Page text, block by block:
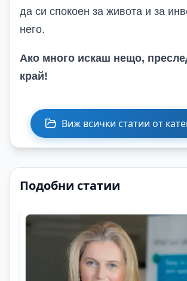
да си спокоен за живота и за
него.
Ако много искаш нещо,
край!
Виж всички статии от
Подобни статии